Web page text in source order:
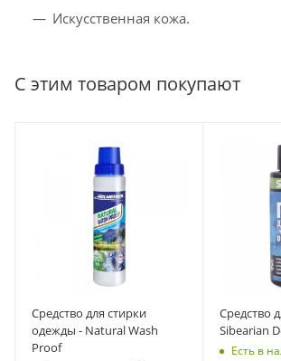
Искусственная кожа.
С этим товаром покупают
Средство для стирки
одежды - Natural Wash
Proof
Средство
Sibearian
Есть в